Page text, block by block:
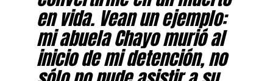
en vida. Vean un ejemplo:
mi abuela Chayo murió al
inicio de mi detención, no